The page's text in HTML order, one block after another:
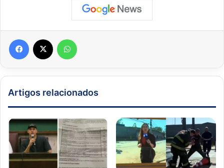
Facebook
Artigos relacionados